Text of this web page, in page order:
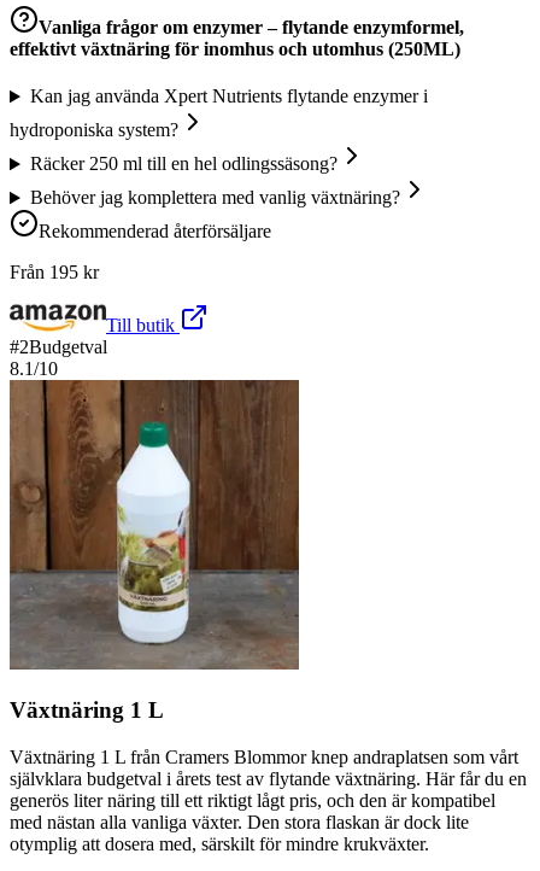
Vanliga frågor om enzymer – flytande enzymformel,
effektivt växtnäring för inomhus och utomhus (250ML)
Kan jag använda Xpert Nutrients flytande enzymer i
hydroponiska system?
Räcker 250 ml till en hel odlingssäsong?
Behöver jag komplettera med vanlig växtnäring?
Rekommenderad återförsäljare
Från 195 kr
Till butik
#2Budgetval
8.1/10
Växtnäring 1 L
Växtnäring 1 L från Cramers Blommor knep andraplatsen som vårt
självklara budgetval i årets test av flytande växtnäring. Här får du en
generös liter näring till ett riktigt lågt pris, och den är kompatibel
med nästan alla vanliga växter. Den stora flaskan är dock lite
otymplig att dosera med, särskilt för mindre krukväxter.